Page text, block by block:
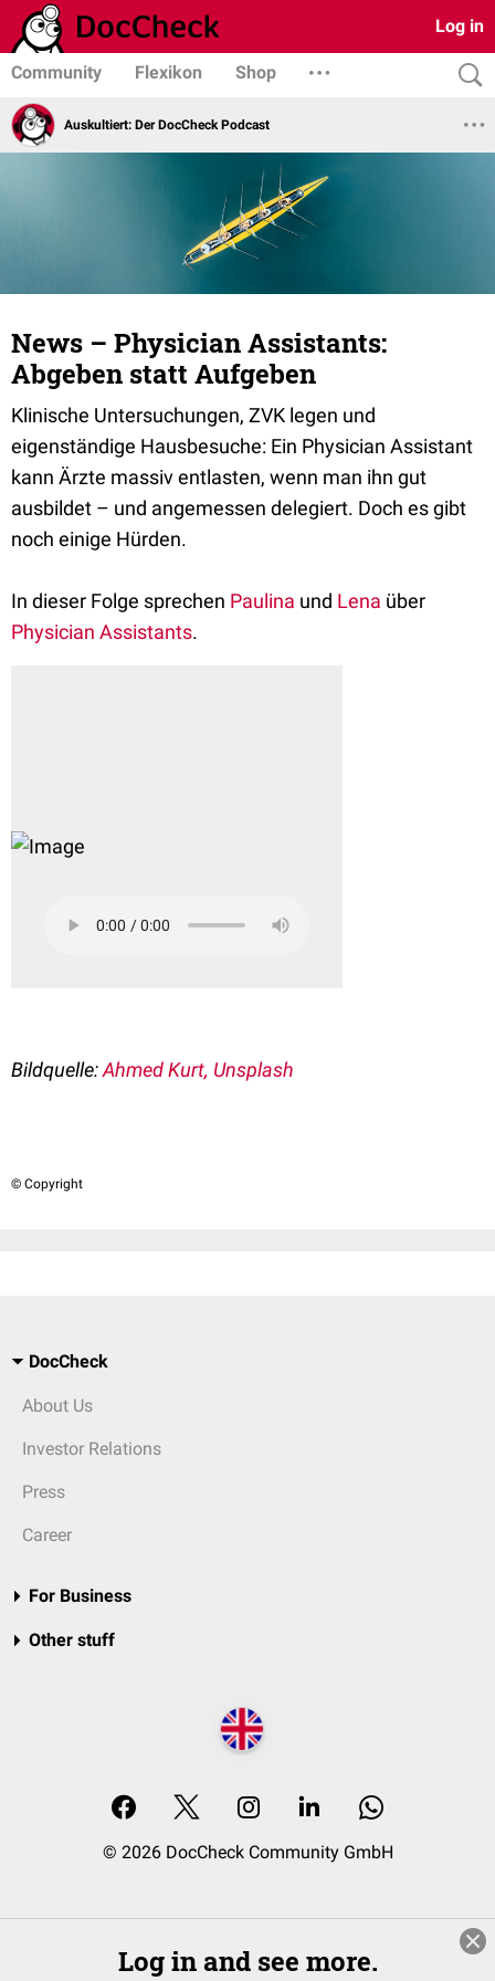
Log in
Community Flexikon Shop
Auskultiert: Der DocCheck Podcast
News – Physician Assistants:
Abgeben statt Aufgeben
Klinische Untersuchungen, ZVK legen und
eigenständige Hausbesuche: Ein Physician Assistant
kann Ärzte massiv entlasten, wenn man ihn gut
ausbildet – und angemessen delegiert. Doch es gibt
noch einige Hürden.
In dieser Folge sprechen Paulina und Lena über
Physician Assistants.
Bildquelle:Ahmed Kurt, Unsplash
© Copyright
DocCheck
About Us
Investor Relations
Press
Career
For Business
Other stuff
© 2026 DocCheck Community GmbH
Log in and see more.